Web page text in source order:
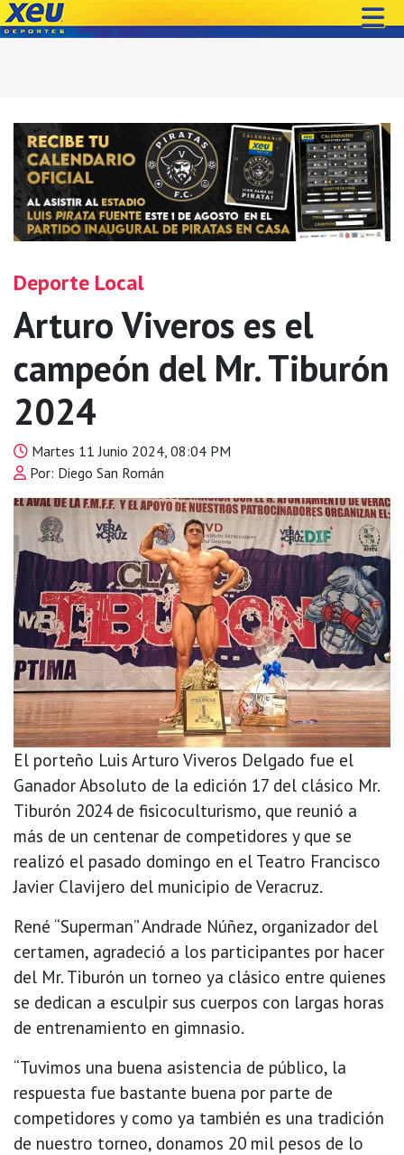
Deporte Local
Arturo Viveros es el
campeón del Mr. Tiburón
2024
Martes 11 Junio 2024, 08:04 PM
Por: Diego San Román
El porteño Luis Arturo Viveros Delgado fue el
Ganador Absoluto de la edición 17 del clásico Mr.
Tiburón 2024 de fisicoculturismo, que reunió a
más de un centenar de competidores y que se
realizó el pasado domingo en el Teatro Francisco
Javier Clavijero del municipio de Veracruz.
René “Superman” Andrade Núñez, organizador del
certamen, agradeció a los participantes por hacer
del Mr. Tiburón un torneo ya clásico entre quienes
se dedican a esculpir sus cuerpos con largas horas
de entrenamiento en gimnasio.
“Tuvimos una buena asistencia de público, la
respuesta fue bastante buena por parte de
competidores y como ya también es una tradición
de nuestro torneo, donamos 20 mil pesos de lo